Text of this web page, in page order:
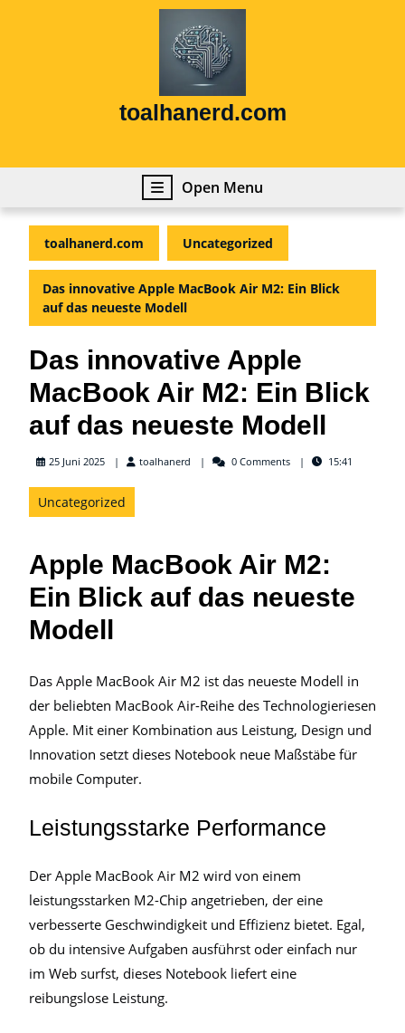
toalhanerd.com
Open Menu
Menu
toalhanerd.com Uncategorized
Das innovative Apple MacBook Air M2: Ein Blick
auf das neueste Modell
Das innovative Apple
MacBook Air M2: Ein Blick
auf das neueste Modell
25 Juni 2025 toalhanerd toalhanerd0 Comments 15:41
Uncategorized
Apple MacBook Air M2:
Ein Blick auf das neueste
Modell
Das Apple MacBook Air M2 ist das neueste Modell in
der beliebten MacBook Air-Reihe des Technologieriesen
Apple. Mit einer Kombination aus Leistung, Design und
Innovation setzt dieses Notebook neue Maßstäbe für
mobile Computer.
Leistungsstarke Performance
Der Apple MacBook Air M2 wird von einem
leistungsstarken M2-Chip angetrieben, der eine
verbesserte Geschwindigkeit und Effizienz bietet. Egal,
ob du intensive Aufgaben ausführst oder einfach nur
im Web surfst, dieses Notebook liefert eine
reibungslose Leistung.